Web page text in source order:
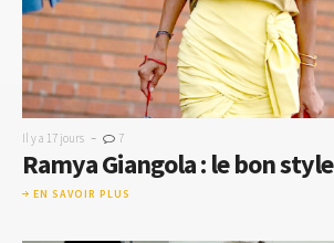
Il y a 17 jours - 7
Ramya Giangola : le bon style
EN SAVOIR PLUS